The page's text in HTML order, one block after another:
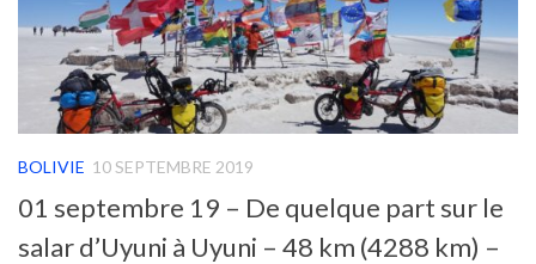
BOLIVIE 10 SEPTEMBRE 2019
01 septembre 19 – De quelque part sur le
salar d’Uyuni à Uyuni – 48 km (4288 km) –